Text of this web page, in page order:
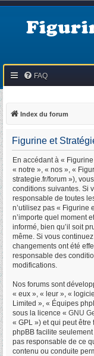
FAQ
Index du forum
Figurine et
En accédant à «
« notre », « nos », «
strategie.fr/forum »),
conditions suivantes. Si
responsable de toutes
n’utilisez pas « Figurine
n’importe quel moment
informé, bien qu’il soit
même. Si vous
changements ont été
responsable des
modifications.
Nos forums sont
« eux », « leur », «
Limited », « Équipes
sous la licence « GNU
« GPL ») et qui peut
phpBB facilite
pas responsable de ce
contenu ou conduite